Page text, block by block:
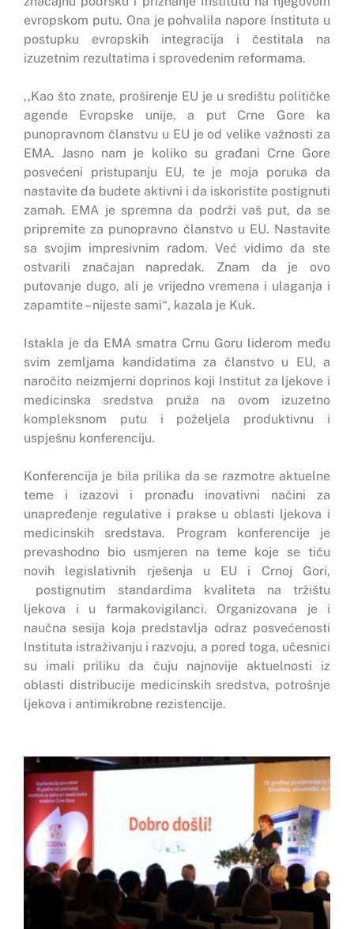
evropskom putu. Ona je pohvalila napore Instituta u
postupku evropskih integracija i čestitala na
izuzetnim rezultatima i sprovedenim reformama.
,,Kao što znate, proširenje EU je u središtu političke
agende Evropske unije, a put Crne Gore ka
punopravnom članstvu u EU je od velike važnosti za
EMA. Jasno nam je koliko su građani Crne Gore
posvećeni pristupanju EU, te je moja poruka da
nastavite da budete aktivni i da iskoristite postignuti
zamah. EMA je spremna da podrži vaš put, da se
pripremite za punopravno članstvo u EU. Nastavite
sa svojim impresivnim radom. Već vidimo da ste
ostvarili značajan napredak. Znam da je ovo
putovanje dugo, ali je vrijedno vremena i ulaganja i
zapamtite – nijeste sami“, kazala je Kuk.
Istakla je da EMA smatra Crnu Goru liderom među
svim zemljama kandidatima za članstvo u EU, a
naročito neizmjerni doprinos koji Institut za ljekove i
medicinska sredstva pruža na ovom izuzetno
kompleksnom putu i poželjela produktivnu i
uspješnu konferenciju.
Konferencija je bila prilika da se razmotre aktuelne
teme i izazovi i pronađu inovativni načini za
unapređenje regulative i prakse u oblasti ljekova i
medicinskih sredstava. Program konferencije je
prevashodno bio usmjeren na teme koje se tiču
novih legislativnih rješenja u EU i Crnoj Gori,
postignutim standardima kvaliteta na tržištu
ljekova i u farmakovigilanci. Organizovana je i
naučna sesija koja predstavlja odraz posvećenosti
Instituta istraživanju i razvoju, a pored toga, učesnici
su imali priliku da čuju najnovije aktuelnosti iz
oblasti distribucije medicinskih sredstva, potrošnje
ljekova i antimikrobne rezistencije.